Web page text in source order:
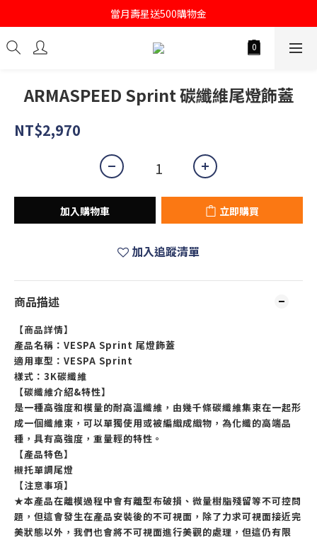
註冊會員即送購物金100
當月壽星送500購物金
註冊會員即送購物金100
ARMASPEED Sprint 碳纖維尾燈飾蓋
NT$2,970
加入購物車 立即購買
加入追蹤清單
商品描述
【商品詳情】
產品名稱：VESPA Sprint 尾燈飾蓋
適用車型：VESPA Sprint
樣式：3K碳纖維
【碳纖維介紹&特性】
是一種高強度和模量的耐高溫纖維，由幾千條碳纖維集束在一起形
成一個纖維束，可以單獨使用或被編織成織物，為化纖的高端品
種，具有高強度，重量輕的特性。
【產品特色】
襯托單調尾燈
【注意事項】
★本產品在離模過程中會有離型布破損、微量樹脂殘留等不可控問
題，但這會發生在產品安裝後的不可視面，除了力求可視面接近完
美狀態以外，我們也會將不可視面進行美觀的處理，但這仍有限